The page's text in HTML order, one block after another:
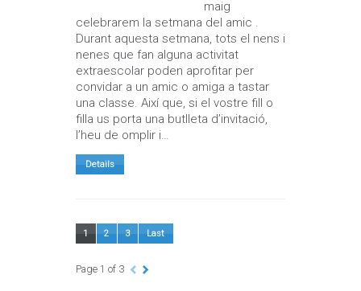
maig
celebrarem la setmana del amic .
Durant aquesta setmana, tots el nens i
nenes que fan alguna activitat
extraescolar poden aprofitar per
convidar a un amic o amiga a tastar
una classe. Així que, si el vostre fill o
filla us porta una butlleta d’invitació,
l’heu de omplir i…
Details
1 2 3 Last
Page 1 of 3